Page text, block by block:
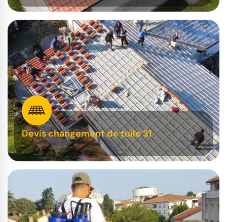
Devis changement de tuile 31